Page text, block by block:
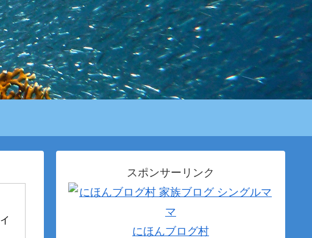
スポンサーリンク
にほんブログ村